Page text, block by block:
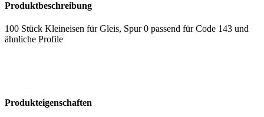
Produktbeschreibung
100 Stück Kleineisen für Gleis, Spur 0 passend für Code 143 und
ähnliche Profile
Produkteigenschaften